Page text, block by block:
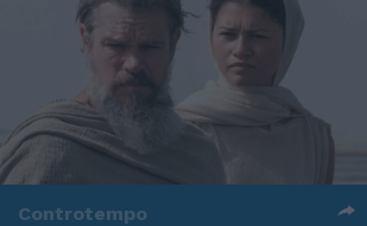
Controtempo